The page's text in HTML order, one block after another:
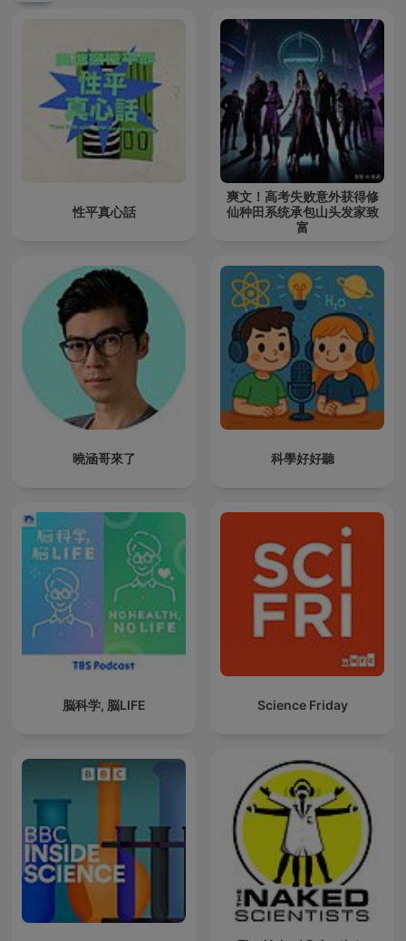
性平真心話
爽文！高考失败意外获得修
仙种田系统承包山头发家致
富
曉涵哥來了 科學好好聽
脳科学, 脳LIFE Science Friday